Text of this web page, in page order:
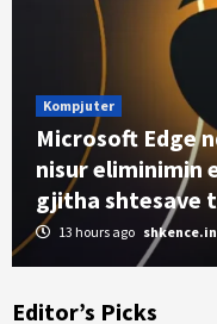
Kompjuter
Microsoft Edge
nisur eliminimin
gjitha shtesave
13 hours ago
Editor’s Picks
Aplikacione
AI-ja e
që
të Google
Shpikje